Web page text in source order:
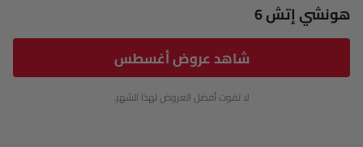
هونشي إتش 6
شاهد عروض أغسطس
لا تفوت أفضل العروض لهذا الشهر.